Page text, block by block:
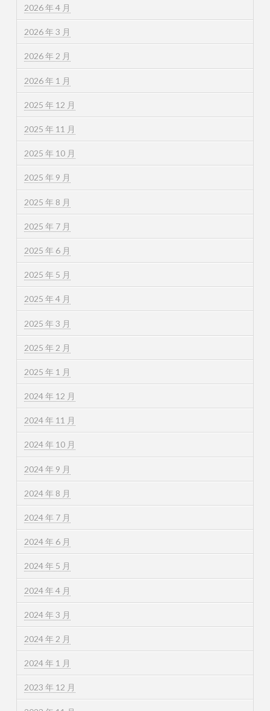
2026 年 4 月
2026 年 3 月
2026 年 2 月
2026 年 1 月
2025 年 12 月
2025 年 11 月
2025 年 10 月
2025 年 9 月
2025 年 8 月
2025 年 7 月
2025 年 6 月
2025 年 5 月
2025 年 4 月
2025 年 3 月
2025 年 2 月
2025 年 1 月
2024 年 12 月
2024 年 11 月
2024 年 10 月
2024 年 9 月
2024 年 8 月
2024 年 7 月
2024 年 6 月
2024 年 5 月
2024 年 4 月
2024 年 3 月
2024 年 2 月
2024 年 1 月
2023 年 12 月